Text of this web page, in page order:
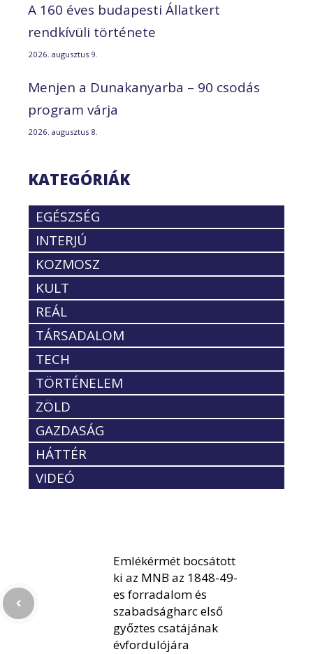
A 160 éves budapesti Állatkert
rendkívüli története
2026. augusztus 9.
Menjen a Dunakanyarba – 90 csodás
program várja
2026. augusztus 8.
KATEGÓRIÁK
EGÉSZSÉG
INTERJÚ
KOZMOSZ
KULT
REÁL
TÁRSADALOM
TECH
TÖRTÉNELEM
ZÖLD
GAZDASÁG
HÁTTÉR
VIDEÓ
Emlékérmét bocsátott
ki az MNB az 1848-49-
es forradalom és
szabadságharc első
győztes csatájának
évfordulójára